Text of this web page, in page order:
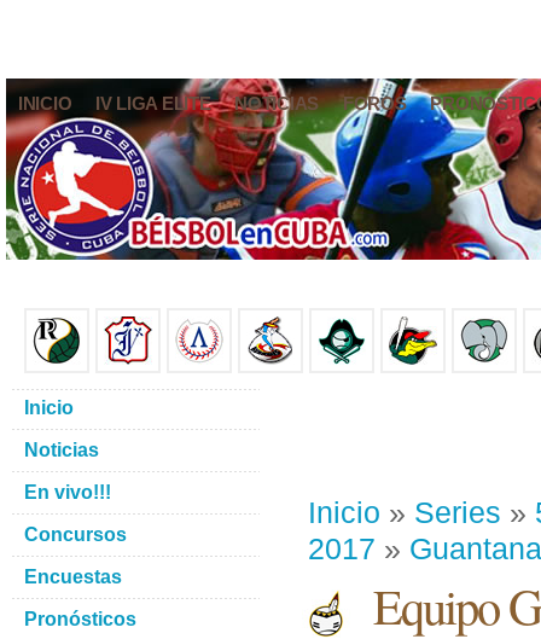
INICIO IV LIGA ELITE NOTICIAS FOROS
Inicio » Series »
2017 »
Equipo
Inicio
Noticias
En vivo!!!
Concursos
Encuestas
Pronósticos